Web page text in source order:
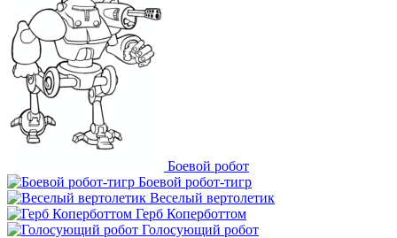
Боевой робот
Боевой робот-тигр
Веселый вертолетик
Герб Коперботтом
Голосующий робот